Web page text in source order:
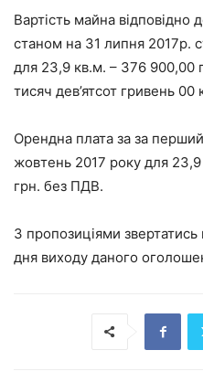
Вартість майна відповідно
станом на 31 липня 2017р.
для 23,9 кв.м. – 376 900,00
тисяч дев’ятсот гривень
Орендна плата за за
жовтень 2017 року для
грн. без ПДВ.
З пропозиціями
дня виходу даного